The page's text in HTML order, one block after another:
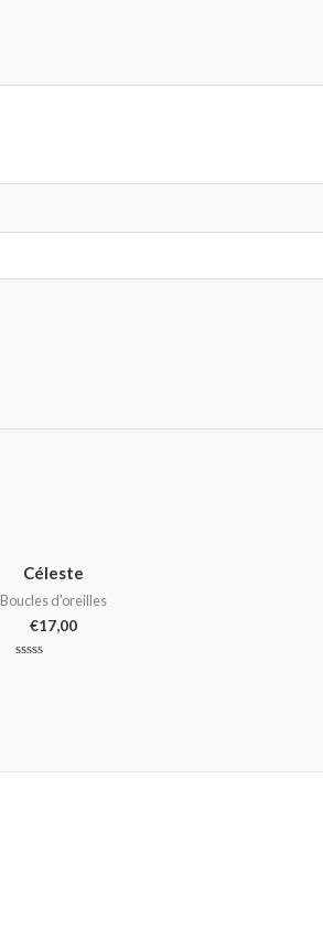
Céleste
Boucles d'oreilles
€17,00